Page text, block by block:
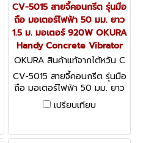
CV-5015 สายจี้คอนกรีต รุ่นมือ
ถือ มอเตอร์ไฟฟ้า 50 มม. ยาว
1.5 ม. มอเตอร์ 920W OKURA
Handy Concrete Vibrator
OKURA สินค้าแท้จากไต้หวัน C
V-5015
CV-5015 สายจี้คอนกรีต รุ่นมือ
ถือ มอเตอร์ไฟฟ้า 50 มม. ยาว
1.5 ม. มอเตอร์ 920W OKURA
Handy Concrete Vibrator
เปรียบเทียบ